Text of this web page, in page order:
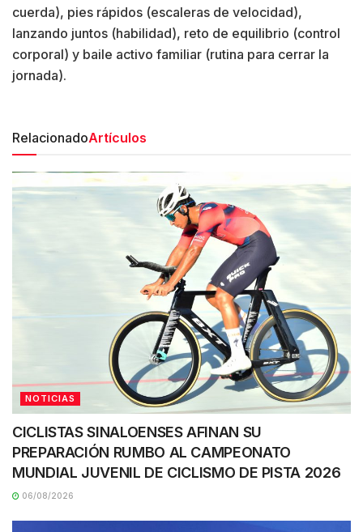
cuerda), pies rápidos (escaleras de velocidad),
lanzando juntos (habilidad), reto de equilibrio (control
corporal) y baile activo familiar (rutina para cerrar la
jornada).
RelacionadoArtículos
NOTICIAS
CICLISTAS SINALOENSES AFINAN SU
PREPARACIÓN RUMBO AL CAMPEONATO
MUNDIAL JUVENIL DE CICLISMO DE PISTA 2026
06/08/2026